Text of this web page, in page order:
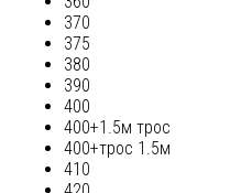
370
375
380
390
400
400+1.5м трос
400+трос 1.5м
410